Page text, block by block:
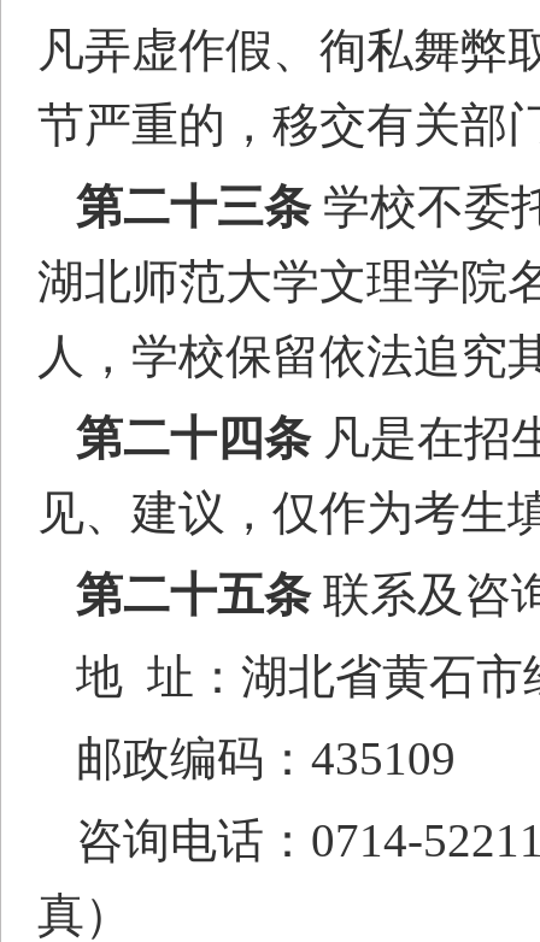
凡弄虚作假、徇私舞弊
节严重的，移交有关部
第二十三条 学校不委
湖北师范大学文理学院
人，学校保留依法追究
第二十 四条凡是在招
见、建议，仅作为考生
第二十五条 联系及 咨
地 址：湖北省黄石市
邮政编码： 435109
咨询电话： 0714-
真）